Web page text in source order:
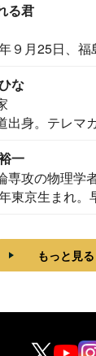
る君
９月25日、
な
出身。テレマ
一
専攻の物理学
東京生まれ。
もっと見る